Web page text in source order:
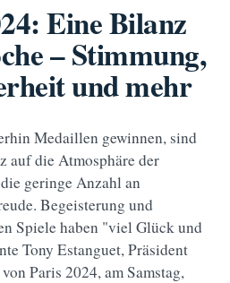
Eine Bilanz
– Stimmung,
und mehr
Medaillen gewinnen, sind
auf die Atmosphäre der
geringe Anzahl an
Begeisterung und
Spiele haben "viel Glück und
Tony Estanguet, Präsident
Paris 2024, am Samstag,